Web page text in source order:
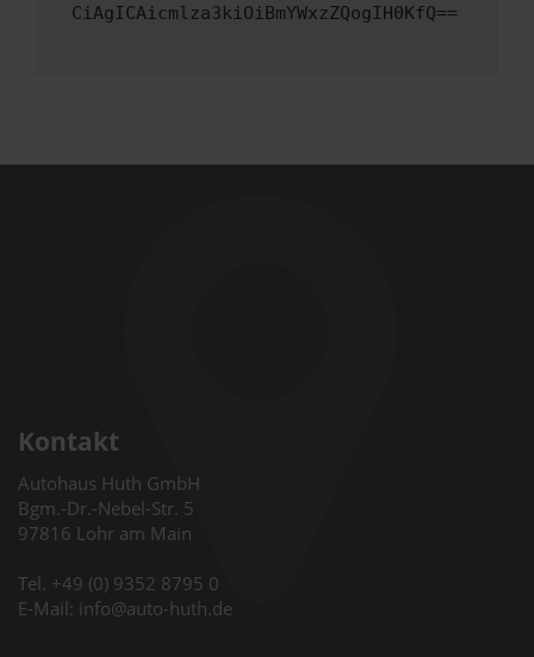
CiAgICAicmlza3kiOiBmYWxzZQogIH0KfQ==
Kontakt
Autohaus Huth GmbH
Bgm.-Dr.-Nebel-Str. 5
97816 Lohr am Main
Tel. +49 (0) 9352 8795 0
E-Mail: info@auto-huth.de